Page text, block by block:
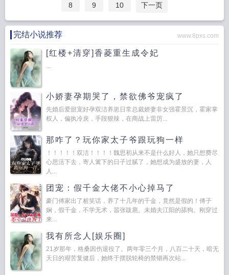
8 9 10 下一页
完结小说推荐 www.8pxs.com
[红楼+清穿]香菱重生成令妃
...
小娇妻孕期哭了，禁欲佛爷宠疯了
先婚后爱甜宠好孕双洁养崽日常总裁娇妻非女强霍景沉，霍家掌
权人，偏执冷戾，手段狠辣，在商战上雷厉...
那咋了？玩你家太子爷跟玩狗一样
！！！！！双洁！！！！魏思初从来不是什么好人，她只想费尽
心思活下去，寄人篱下的日子过腻了，她想成为盛放的妻，人
人...
团宠：假千金大佬不小心掉马了
豪门傅家出了桩笑话，养了十几年的千金，竟然是假的！傅子
娴，假千金，不学无术，嚣张跋扈。未婚夫江阳的舔狗。刚穿过
来...
我有所念人[娱乐圈]
21岁那年，格桑因伤退役了。两年零三个月，八百二十天，暗无
天日的艰苦复健后，她终于摆脱轮椅的禁锢再次站...